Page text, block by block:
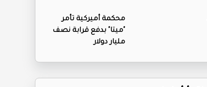
محكمة أميركية تأمر
"ميتا" بدفع قرابة نصف
مليار دولار